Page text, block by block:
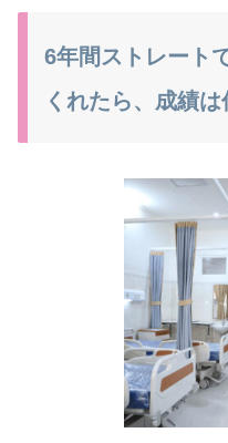
6年間ストレート
くれたら、成績は